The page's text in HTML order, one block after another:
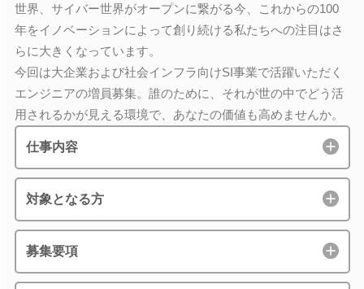
世界、サイバー世界がオープンに繋がる今、これからの100
年をイノベーションによって創り続ける私たちへの注目はさ
らに大きくなっています。
今回は大企業および社会インフラ向けSI事業で活躍いただく
エンジニアの増員募集。誰のために、それが世の中でどう活
用されるかが見える環境で、あなたの価値も高めませんか。
仕事内容
対象となる方
募集要項